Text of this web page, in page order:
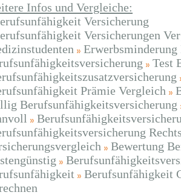
Infos und Vergleiche:
Versicherung
Versicherungen
Test
Prämie Vergleich
Berufsunfähigkeitsversicherung
Bewertung
Berufsunfähigkeit